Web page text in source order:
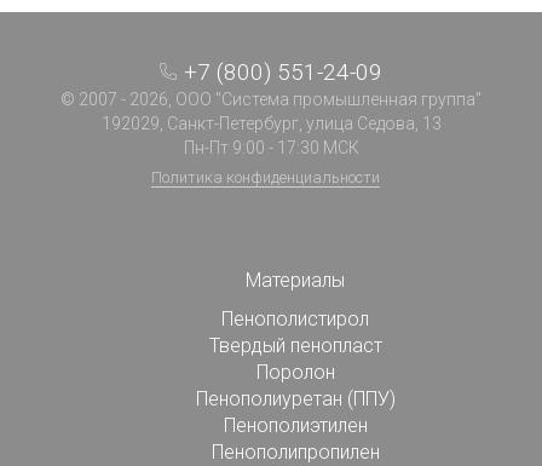
+7 (800) 551-24-09
© 2007 - 2026, ООО "Система промышленная группа"
192029, Санкт-Петербург, улица Седова, 13
Пн-Пт 9:00 - 17:30 МСК
Политика конфиденциальности
Материалы
Пенополистирол
Твердый пенопласт
Поролон
Пенополиуретан (ППУ)
Пенополиэтилен
Пенополипропилен